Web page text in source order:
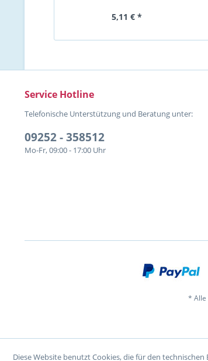
5,11 € *
Service Hotline
Telefonische Unterstützung und Beratung unter:
09252 - 358512
Mo-Fr, 09:00 - 17:00 Uhr
* Alle
Diese Website benutzt Cookies, die für den